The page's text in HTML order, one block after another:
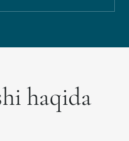
haqida